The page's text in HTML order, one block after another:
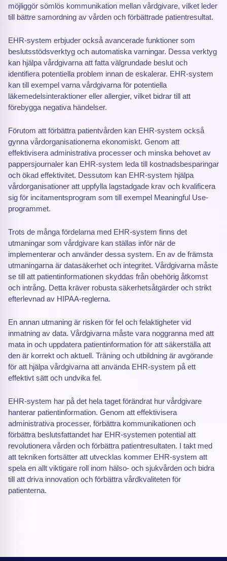
möjliggör sömlös kommunikation mellan vårdgivare, vilket leder
till bättre samordning av vården och förbättrade patientresultat.
EHR-system erbjuder också avancerade funktioner som
beslutsstödsverktyg och automatiska varningar. Dessa verktyg
kan hjälpa vårdgivarna att fatta välgrundade beslut och
identifiera potentiella problem innan de eskalerar. EHR-system
kan till exempel varna vårdgivarna för potentiella
läkemedelsinteraktioner eller allergier, vilket bidrar till att
förebygga negativa händelser.
Förutom att förbättra patientvården kan EHR-system också
gynna vårdorganisationerna ekonomiskt. Genom att
effektivisera administrativa processer och minska behovet av
pappersjournaler kan EHR-system leda till kostnadsbesparingar
och ökad effektivitet. Dessutom kan EHR-system hjälpa
vårdorganisationer att uppfylla lagstadgade krav och kvalificera
sig för incitamentsprogram som till exempel Meaningful Use-
programmet.
Trots de många fördelarna med EHR-system finns det
utmaningar som vårdgivare kan ställas inför när de
implementerar och använder dessa system. En av de främsta
utmaningarna är datasäkerhet och integritet. Vårdgivarna måste
se till att patientinformationen skyddas från obehörig åtkomst
och intrång. Detta kräver robusta säkerhetsåtgärder och strikt
efterlevnad av HIPAA-reglerna.
En annan utmaning är risken för fel och felaktigheter vid
inmatning av data. Vårdgivarna måste vara noggranna med att
mata in och uppdatera patientinformation för att säkerställa att
den är korrekt och aktuell. Träning och utbildning är avgörande
för att hjälpa vårdgivarna att använda EHR-system på ett
effektivt sätt och undvika fel.
EHR-system har på det hela taget förändrat hur vårdgivare
hanterar patientinformation. Genom att effektivisera
administrativa processer, förbättra kommunikationen och
förbättra beslutsfattandet har EHR-systemen potential att
revolutionera vården och förbättra patientresultaten. I takt med
att tekniken fortsätter att utvecklas kommer EHR-system att
spela en allt viktigare roll inom hälso- och sjukvården och bidra
till att driva innovation och förbättra vårdkvaliteten för
patienterna.